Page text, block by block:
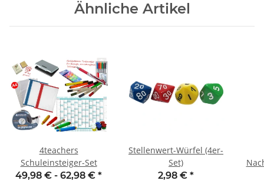
Ähnliche Artikel
4teachers
Schuleinsteiger-Set
49,98 € - 62,98 € *
Stellenwert-Würfel (4er-
Set)
2,98 € *